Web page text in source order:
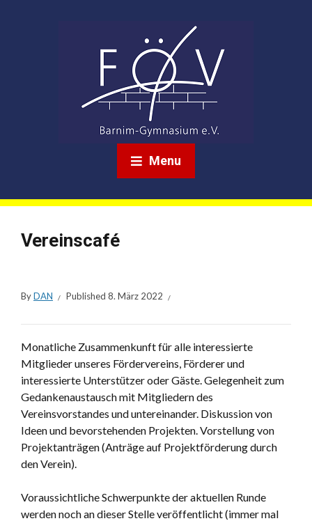
Menu
Vereinscafé
ByDAN Published 8. März 2022
Monatliche Zusammenkunft für alle interessierte
Mitglieder unseres Fördervereins, Förderer und
interessierte Unterstützer oder Gäste. Gelegenheit zum
Gedankenaustausch mit Mitgliedern des
Vereinsvorstandes und untereinander. Diskussion von
Ideen und bevorstehenden Projekten. Vorstellung von
Projektanträgen (Anträge auf Projektförderung durch
den Verein).
Voraussichtliche Schwerpunkte der aktuellen Runde
werden noch an dieser Stelle veröffentlicht (immer mal